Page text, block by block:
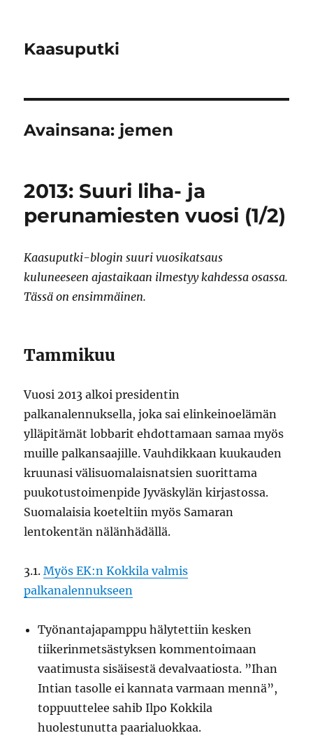
Kaasuputki
Avainsana: jemen
2013: Suuri liha- ja
perunamiesten vuosi (1/2)
Kaasuputki-blogin suuri vuosikatsaus
kuluneeseen ajastaikaan ilmestyy kahdessa osassa.
Tässä on ensimmäinen.
Tammikuu
Vuosi 2013 alkoi presidentin
palkanalennuksella, joka sai elinkeinoelämän
ylläpitämät lobbarit ehdottamaan samaa myös
muille palkansaajille. Vauhdikkaan kuukauden
kruunasi välisuomalaisnatsien suorittama
puukotustoimenpide Jyväskylän kirjastossa.
Suomalaisia koeteltiin myös Samaran
lentokentän nälänhädällä.
3.1.Myös EK:n Kokkila valmis
palkanalennukseen
Työnantajapamppu hälytettiin kesken
tiikerinmetsästyksen kommentoimaan
vaatimusta sisäisestä devalvaatiosta. ”Ihan
Intian tasolle ei kannata varmaan mennä”,
toppuuttelee sahib Ilpo Kokkila
huolestunutta paarialuokkaa.